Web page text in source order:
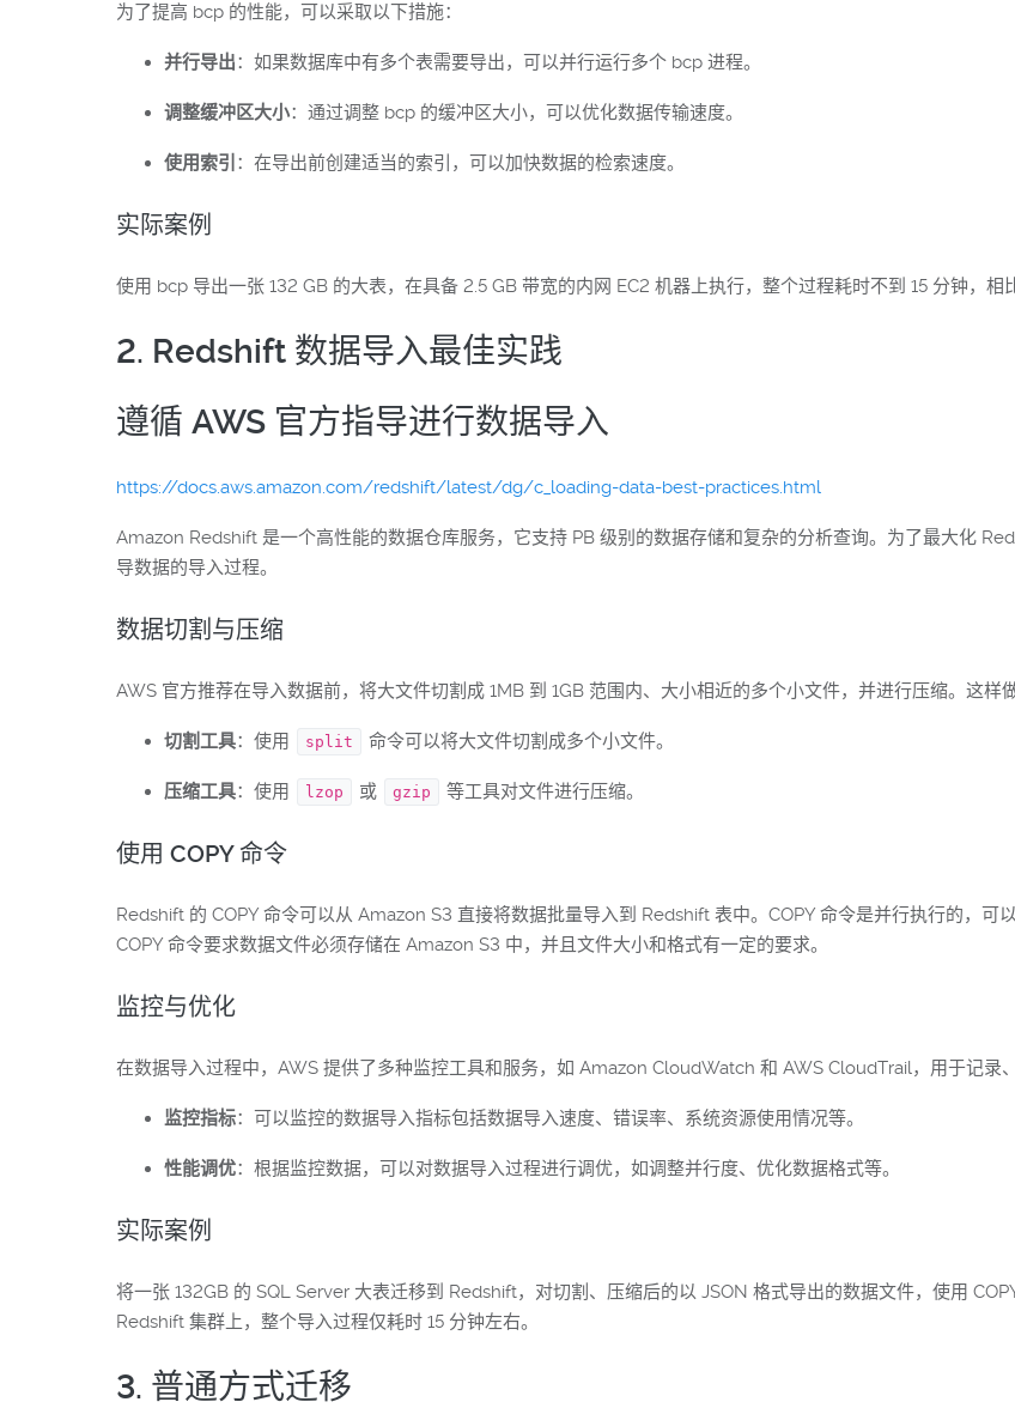
为了提高 bcp 的性能，可以采取以下措施：
并行导出：如果数据库中有多个表需要导出，可以并行运行多个 bcp 进程。
调整缓冲区大小：通过调整 bcp 的缓冲区大小，可以优化数据传输速度。
使用索引 ：在导出前创建适当的索引，可以加快数据的检索速度。
实际案例
使用 bcp 导出一张 132 GB 的大表，在具备 2.5 GB 带宽的内网 EC2 机器上执行，整个过程耗时不到 15 分钟，相
2. Redshift 数据导入最佳实践
遵循 AWS 官方指导进行数据导入
https://docs.aws.amazon.com/redshift/latest/dg/c_loading-data-best-practices.html
Amazon Redshift 是一个高性能的数据仓库服务，它支持 PB 级别的数据存储和复杂的分析查询。为了最大化
导数据的导入过程。
数据切割与压缩
AWS 官方推荐在导入数据前，将大文件切割成 1MB 到 1GB 范围内、大小相近的多个小文件，并进行压缩。这样
切割工具：使用 split 命令可以将大文件切割成多个小文件。
压缩工具：使用 lzop 或 gzip 等工具对文件进行压缩。
使用 COPY 命令
Redshift 的 COPY 命令可以从 Amazon S3 直接将数据批量导入到 Redshift 表中。COPY 命令是并行执行的，可
COPY 命令要求数据文件必须存储在 Amazon S3 中，并且文件大小和格式有一定的要求。
监控与优化
在数据导入过程中，AWS 提供了多种监控工具和服务，如 Amazon CloudWatch 和 AWS CloudTrail，用于记录
监控指标：可以监控的数据导入指标包括数据导入速度、错误率、系统资源使用情况等。
性能调优：根据监控数据，可以对数据导入过程进行调优，如调整并行度、优化数据格式等。
实际案例
将一张 132GB 的 SQL Server 大表迁移到 Redshift，对切割、压缩后的以 JSON 格式导出的数据文件，使用
Redshift 集群上，整个导入过程仅耗时 15 分钟左右。
3. 普通方式迁移